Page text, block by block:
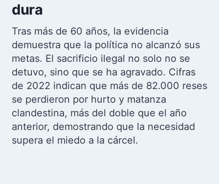
dura
Tras más de 60 años, la evidencia
demuestra que la política no alcanzó sus
metas. El sacrificio ilegal no solo no se
detuvo, sino que se ha agravado. Cifras
de 2022 indican que más de 82.000 reses
se perdieron por hurto y matanza
clandestina, más del doble que el año
anterior, demostrando que la necesidad
supera el miedo a la cárcel.